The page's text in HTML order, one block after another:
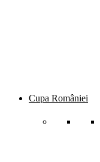
Cupa României